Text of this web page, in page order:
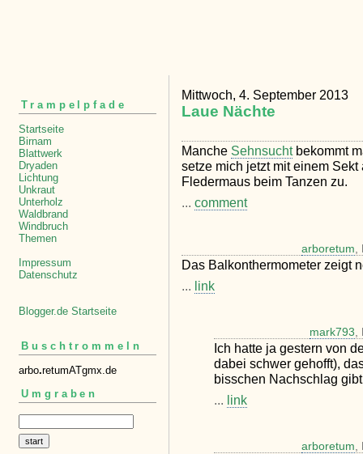
Trampelpfade
Startseite
Birnam
Blattwerk
Dryaden
Lichtung
Unkraut
Unterholz
Waldbrand
Windbruch
Themen
Impressum
Datenschutz
Blogger.de Startseite
Buschtrommeln
arbo.retumATgmx.de
Umgraben
Mittwoch, 4. September 2013
Laue Nächte
Manche Sehnsuchtbekommt
setze mich jetzt mit einem
Fledermaus beim Tanzen zu.
... comment
arboretum,
Das Balkonthermometer zeigt
... link
mark793,
Ich hatte ja gestern von
dabei schwer gehofft),
bisschen Nachschlag
... link
arboretum,